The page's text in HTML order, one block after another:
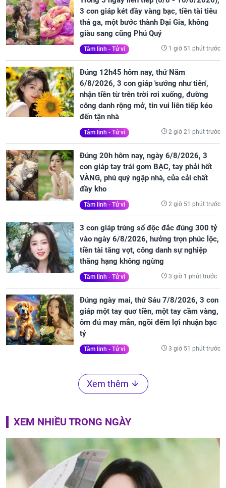
3 con giáp két đầy vàng bạc, tiền tài tiêu
thả ga, một bước thành Đại Gia, không
giàu sang cũng Phú Quý
Tâm linh - Tử vi 1 giờ 51 phút trước
Đúng 12h45 hôm nay, thứ Năm
6/8/2026, 3 con giáp 'sướng như tiên',
nhận tiền từ trên trời rơi xuống, đường
công danh rộng mở, tin vui liên tiếp kéo
đến tận nhà
Tâm linh - Tử vi 2 giờ 21 phút trước
Đúng 20h hôm nay, ngày 6/8/2026, 3
con giáp tay trái gom BẠC, tay phải hốt
VÀNG, phú quý ngập nhà, của cải chất
đầy kho
Tâm linh - Tử vi 2 giờ 51 phút trước
3 con giáp trúng số độc đắc đúng 300 tỷ
vào ngày 6/8/2026, hưởng trọn phúc lộc,
tiền tài tăng vọt, công danh sự nghiệp
thăng hạng không ngừng
Tâm linh - Tử vi 3 giờ 1 phút trước
Đúng ngày mai, thứ Sáu 7/8/2026, 3 con
giáp một tay quơ tiền, một tay cầm vàng,
ôm đủ may mắn, ngồi đếm lợi nhuận bạc
tỷ
Tâm linh - Tử vi 3 giờ 51 phút trước
Xem thêm
XEM NHIỀU TRONG NGÀY